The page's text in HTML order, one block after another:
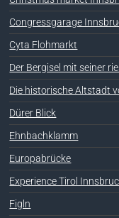
Congressgarage
Cyta Flohmarkt
Der Bergisel mit seiner
Die historische Altstadt
Dürer Blick
Ehnbachklamm
Europabrücke
Experience Tirol
Figln